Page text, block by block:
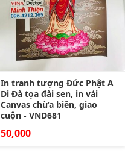
In tranh tượng Đức Phật A
Di Đà tọa đài sen, in vải
Canvas chừa biên, giao
cuộn - VND681
50,000